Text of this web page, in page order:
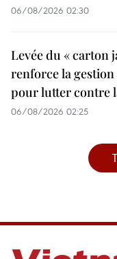
06/08/2026 02:30
Levée du « carton
renforce la
pour lutter contre
06/08/2026 02:25